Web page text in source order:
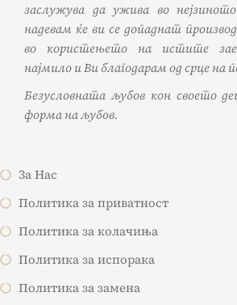
заслужува да ужива во
надевам ќе ви се допаднат
во користењето на истите
најмило и Ви благодарам од срце на
Безусловната љубов кон своето
форма на љубов.
За Нас
Политика за приватност
Политика за колачиња
Политика за испорака
Политика за замена